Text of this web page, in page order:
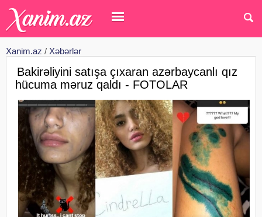
Xanim.az / Xəbərlər
Bakirəliyini satışa çıxaran azərbaycanlı qız
hücuma məruz qaldı - FOTOLAR